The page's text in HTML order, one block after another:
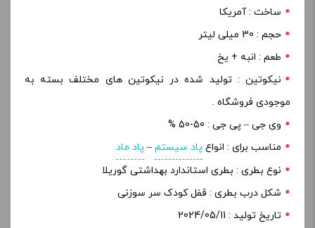
ساخت : آمریکا
حجم : 30 میلی لیتر
طعم : انبه + یخ
نیکوتین : تولید شده در نیکوتین های مختلف بسته به
موجودی فروشگاه .
وی جی – پی جی : 50-50 %
مناسب برای : انواع پاد سیستم – پاد ماد
نوع بطری : بطری استاندارد بهداشتی گوریلا
شکل درب بطری : قفل کودک سر سوزنی
تاریخ تولید : 2024/05/11